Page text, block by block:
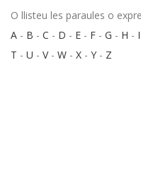
O llisteu les paraules o
A - B - C - D - E - F - G - H - I
T - U - V- W - X - Y - Z